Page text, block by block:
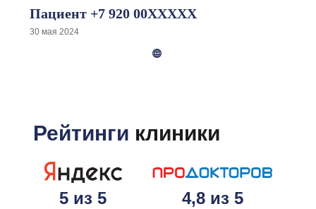
успехом. Все имплантаты (их 5) прижились и
постоянные коронки​. Протезирована вся
мастерство, осваивает новые технологии,
свершений в области стоматологии​. Хочу
пожелать здоровья, благополучия. Успехов во
всех начинаниях. Хочу выразить
Пациент +7 920 00XXXXX
30 мая 2024
Рейтинги клиники
5 из 5 4,8 из 5